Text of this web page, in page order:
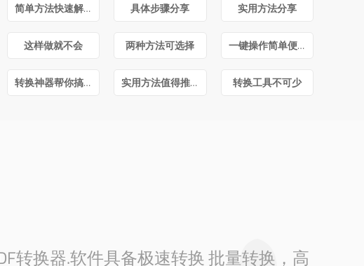
简单方法快速解决 具体步骤分享 实用方法分享
这样做就不会 两种方法可选择 一键操作简单便捷
转换神器帮你搞定 实用方法值得推荐 转换工具不可少
转换器.软件具备极速转换 批量转换，高